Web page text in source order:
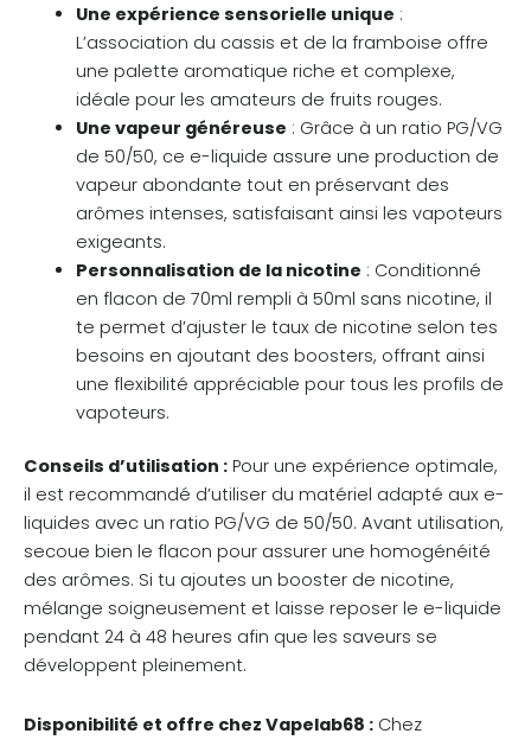
Une expérience sensorielle unique :
L’association du cassis et de la framboise offre
une palette aromatique riche et complexe,
idéale pour les amateurs de fruits rouges.
Une vapeur généreuse : Grâce à un ratio PG/VG
de 50/50, ce e-liquide assure une production de
vapeur abondante tout en préservant des
arômes intenses, satisfaisant ainsi les vapoteurs
exigeants.
Personnalisation de la nicotine : Conditionné
en flacon de 70ml rempli à 50ml sans nicotine, il
te permet d’ajuster le taux de nicotine selon tes
besoins en ajoutant des boosters, offrant ainsi
une flexibilité appréciable pour tous les profils de
vapoteurs.
Conseils d’utilisation : Pour une expérience optimale,
il est recommandé d’utiliser du matériel adapté aux e-
liquides avec un ratio PG/VG de 50/50. Avant utilisation,
secoue bien le flacon pour assurer une homogénéité
des arômes. Si tu ajoutes un booster de nicotine,
mélange soigneusement et laisse reposer le e-liquide
pendant 24 à 48 heures afin que les saveurs se
développent pleinement.
Disponibilité et offre chez Vapelab68 : Chez